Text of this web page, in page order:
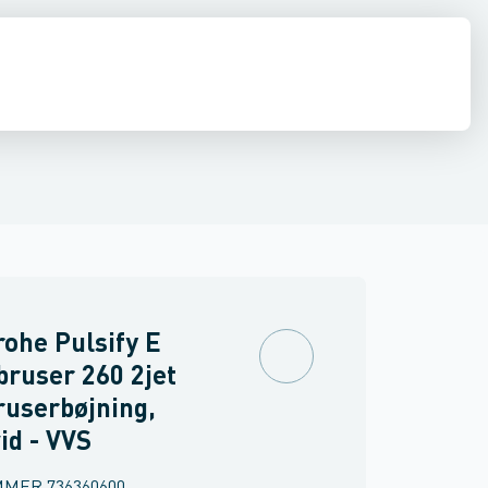
Pulsify E
260 2jet
- VVS